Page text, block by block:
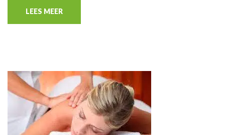
LEES MEER